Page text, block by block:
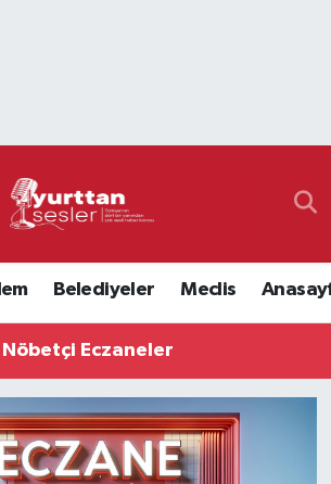
Belediyeler Meclis
Eczaneler
Durumu ve Fikstür
Haberleri